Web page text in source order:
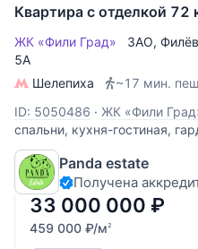
Квартира с отделкой 72
ЖК «Фили Град» ЗАО,
5А
Шелепиха
~17 мин.
ID: 5050486 · ЖК «Фили
спальни, кухня-гостиная,
душем. Окна выходят на две
ипотеку. 1 собственник с
Полная стоимость в
Panda estate
Получена
33 000 000 ₽
459 000 ₽/м2